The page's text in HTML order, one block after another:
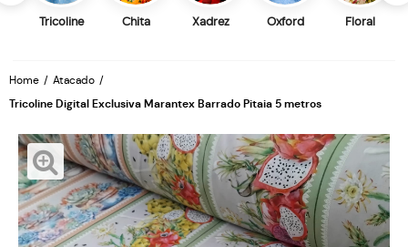
Tricoline Chita Xadrez Oxford Floral
Home Atacado
Tricoline Digital Exclusiva Marantex Barrado Pitaia 5 metros